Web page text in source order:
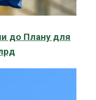
до Плану для